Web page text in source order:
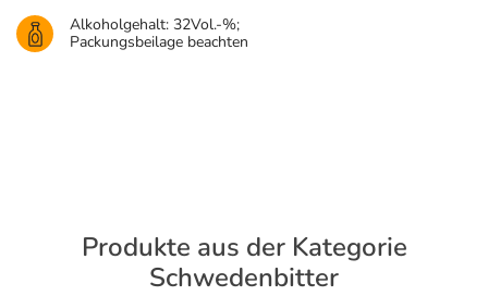
Alkoholgehalt: 32Vol.-%;
Packungsbeilage beachten
Produkte aus der Kategorie
Schwedenbitter